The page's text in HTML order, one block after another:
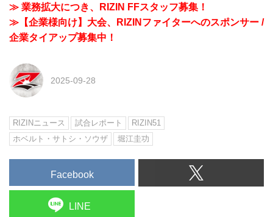
≫ 業務拡大につき、RIZIN FFスタッフ募集！
≫【企業様向け】大会、RIZINファイターへのスポンサー /
企業タイアップ募集中！
2025-09-28
RIZINニュース 試合レポート
RIZIN51
ホベルト・サトシ・ソウザ
堀江圭功
Facebook
LINE